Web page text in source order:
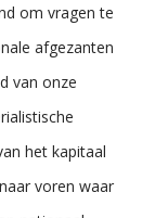
om vragen te
afgezanten
van onze
het kapitaal
voren waar